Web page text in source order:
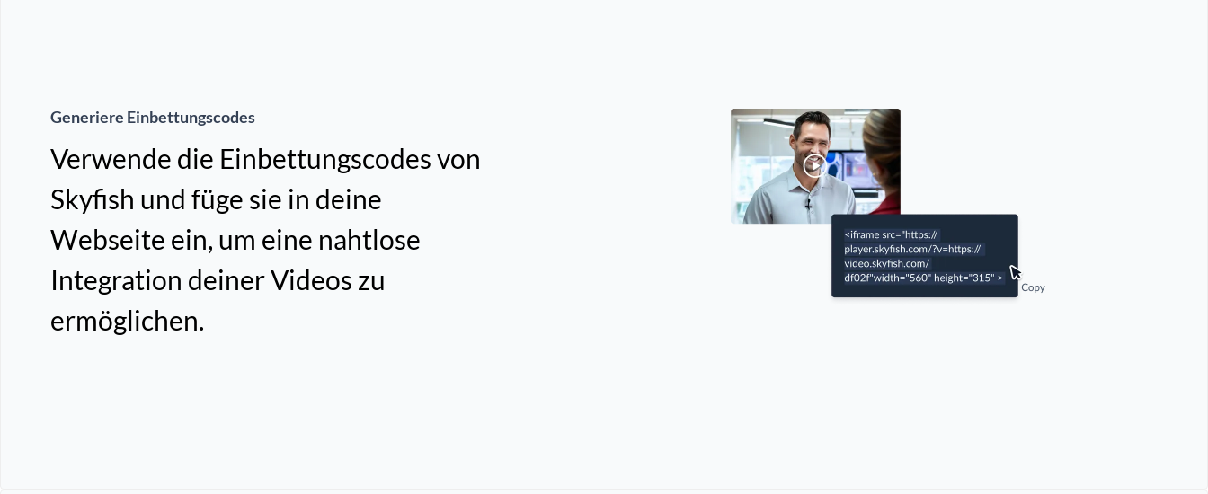
Generiere Einbettungscodes
Verwende die Einbettungscodes von
Skyfish und füge sie in deine
Webseite ein, um eine nahtlose
Integration deiner Videos zu
ermöglichen.